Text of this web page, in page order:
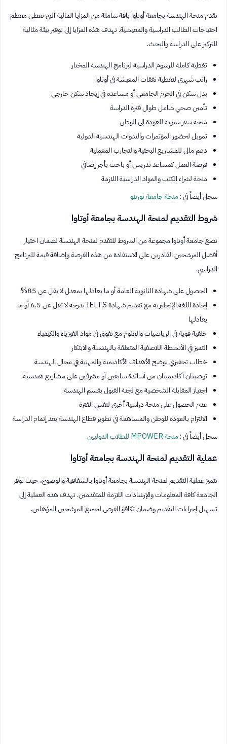
تقدم منحة الهندسة بجامعة أوتاوا باقة شاملة من المزايا المالية التي تغطي معظم
احتياجات الطالب الدراسية والمعيشية. تهدف هذه المزايا إلى توفير بيئة مثالية
للتركيز على الدراسة والبحث.
تغطية كاملة للرسوم الدراسية لبرنامج الهندسة المختار
راتب شهري لتغطية نفقات المعيشة في أوتاوا
بدل سكن في الحرم الجامعي أو مساعدة في إيجاد سكن خارجي
تأمين صحي شامل طوال فترة الدراسة
منحة سفر سنوية للعودة إلى الوطن
تمويل لحضور المؤتمرات والندوات الهندسية الدولية
دعم مالي للمشاريع البحثية والتجارب المعملية
فرصة العمل كمساعد تدريس أو باحث بأجر إضافي
منحة لشراء الكتب والمواد الدراسية اللازمة
سجل أيضاً في :منحة جامعة تورنتو
شروط التقديم لمنحة الهندسة بجامعة أوتاوا
تضع جامعة أوتاوا مجموعة من الشروط للتقدم لمنحة الهندسة لضمان اختيار
أفضل المرشحين القادرين على الاستفادة من هذه الفرصة وإضافة قيمة للبرنامج
الدراسي.
الحصول على شهادة الثانوية العامة أو ما يعادلها بمعدل لا يقل عن 85%
إجادة اللغة الإنجليزية مع تقديم شهادة IELTS بدرجة لا تقل عن 6.5 أو ما
يعادلها
خلفية قوية في الرياضيات والعلوم مع تفوق في مواد الفيزياء والكيمياء
التميز في الأنشطة اللاصفية المتعلقة بالهندسة والابتكار
خطاب تحفيزي يوضح الأهداف الأكاديمية والمهنية في مجال الهندسة
توصيتان أكاديميتان من أساتذة سابقين أو مشرفين على مشاريع هندسية
اجتياز المقابلة الشخصية مع لجنة القبول بقسم الهندسة
عدم الحصول على منحة دراسية أخرى لنفس الفترة
الالتزام بالعودة للوطن والمساهمة في تطوير قطاع الهندسة بعد إتمام الدراسة
سجل أيضاً في :منحة MPOWER للطلاب الدوليين
عملية التقديم لمنحة الهندسة بجامعة أوتاوا
تتميز عملية التقديم لمنحة الهندسة بجامعة أوتاوا بالشفافية والوضوح، حيث توفر
الجامعة كافة المعلومات والإرشادات اللازمة للمتقدمين. تهدف هذه العملية إلى
تسهيل إجراءات التقديم وضمان تكافؤ الفرص لجميع المرشحين المؤهلين.